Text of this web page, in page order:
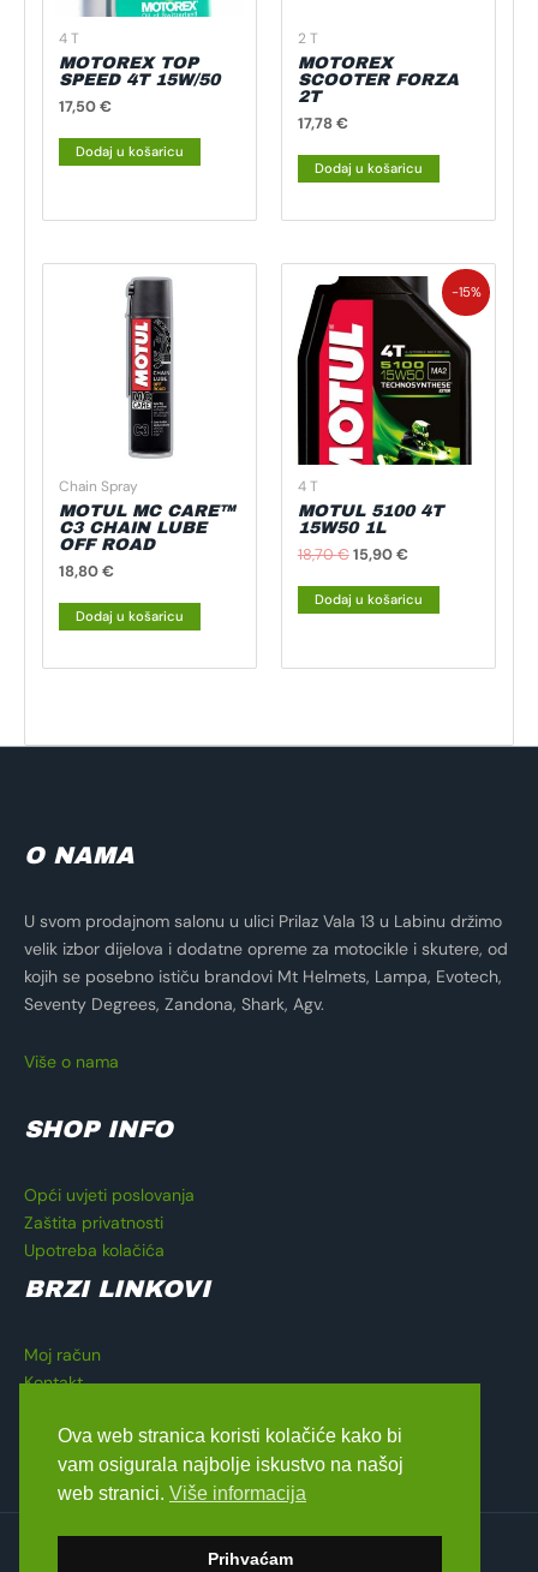
4 T
MOTOREX TOP
SPEED 4T 15W/50
17,50€
Dodaj u košaricu
2 T
MOTOREX
SCOOTER FORZA
2T
17,78€
Dodaj u košaricu
Chain Spray
MOTUL MC CARE™
C3 CHAIN LUBE
OFF ROAD
18,80€
Dodaj u košaricu
-15%
4 T
MOTUL 5100 4T
15W50 1L
18,70€
Izvorna
cijena
je:
18,70 €.
15,90€
Trenutna
cijena
je:
15,90 €.
Dodaj u košaricu
O NAMA
U svom prodajnom salonu u ulici Prilaz Vala 13 u Labinu držimo
velik izbor dijelova i dodatne opreme za motocikle i skutere, od
kojih se posebno ističu brandovi Mt Helmets, Lampa, Evotech,
Seventy Degrees, Zandona, Shark, Agv.
Više o nama
SHOP INFO
Opći uvjeti poslovanja
Zaštita privatnosti
Upotreba kolačića
BRZI LINKOVI
Moj račun
Kontakt
Blagajna
Copyright © 2026 Lavado Moto Shop
Ova web stranica koristi kolačiće kako bi
vam osigurala najbolje iskustvo na našoj
web stranici. Više informacija
Prihvaćam